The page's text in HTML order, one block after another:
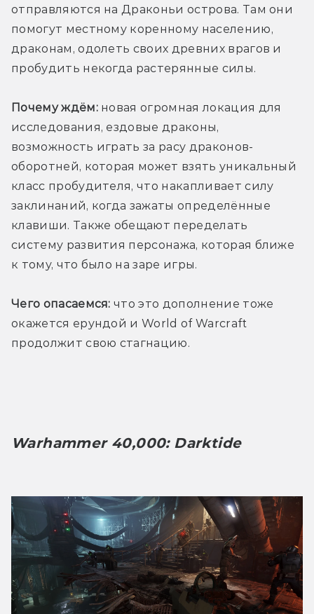
отправляются на Драконьи острова. Там они
помогут местному коренному населению,
драконам, одолеть своих древних врагов и
пробудить некогда растерянные силы.
Почему ждём: новая огромная локация для
исследования, ездовые драконы,
возможность играть за расу драконов-
оборотней, которая может взять уникальный
класс пробудителя, что накапливает силу
заклинаний, когда зажаты определённые
клавиши. Также обещают переделать
систему развития персонажа, которая ближе
к тому, что было на заре игры.
Чего опасаемся: что это дополнение тоже
окажется ерундой и World of Warcraft
продолжит свою стагнацию.
Warhammer 40,000: Darktide